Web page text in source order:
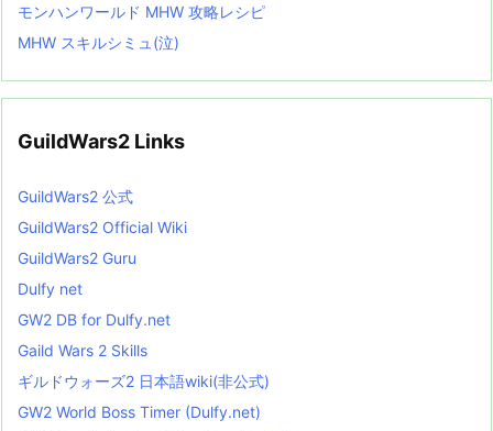
モンハンワールド MHW 攻略レシピ
MHW スキルシミュ(泣)
GuildWars2 Links
GuildWars2 公式
GuildWars2 Official Wiki
GuildWars2 Guru
Dulfy net
GW2 DB for Dulfy.net
Gaild Wars 2 Skills
ギルドウォーズ2 日本語wiki(非公式)
GW2 World Boss Timer (Dulfy.net)